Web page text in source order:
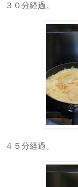
３０分経過。
４５分経過。